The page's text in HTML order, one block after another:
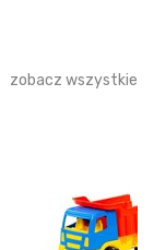
zobacz wszystkie